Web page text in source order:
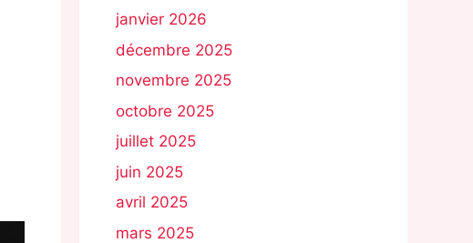
janvier 2026
décembre 2025
novembre 2025
octobre 2025
juillet 2025
juin 2025
avril 2025
mars 2025